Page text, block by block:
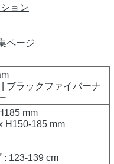
ョン
ページ
ブラックファイバーナ
mm
H150-185 mm
: 123-139 cm